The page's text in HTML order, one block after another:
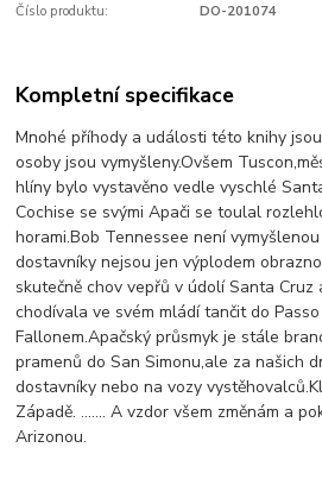
Číslo produktu: DO-201074
Kompletní specifikace
Mnohé příhody a události této knihy
osoby jsou vymyšleny.Ovšem
hlíny bylo vystavěno vedle vyschlé
Cochise se svými Apači se toulal
horami.Bob Tennessee není
dostavníky nejsou jen výplodem
skutečně chov vepřů v údolí Santa Cruz
chodívala ve svém mládí tančit do
Fallonem.Apačský průsmyk je stále
pramenů do San Simonu,ale za našich
dostavníky nebo na vozy
Západě. ....... A vzdor všem změnám a
Arizonou.